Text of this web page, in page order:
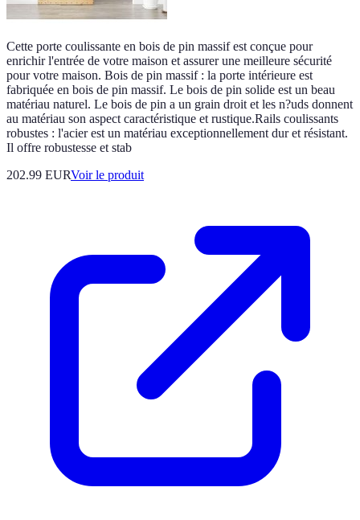
Cette porte coulissante en bois de pin massif est conçue pour
enrichir l'entrée de votre maison et assurer une meilleure sécurité
pour votre maison. Bois de pin massif : la porte intérieure est
fabriquée en bois de pin massif. Le bois de pin solide est un beau
matériau naturel. Le bois de pin a un grain droit et les n?uds donnent
au matériau son aspect caractéristique et rustique.Rails coulissants
robustes : l'acier est un matériau exceptionnellement dur et résistant.
Il offre robustesse et stab
202.99 EURVoir le produit